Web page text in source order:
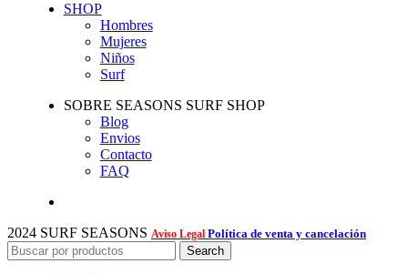
SHOP
Hombres
Mujeres
Niños
Surf
SOBRE SEASONS SURF SHOP
Blog
Envios
Contacto
FAQ
2024 SURF SEASONS Aviso Legal Política de venta y cancelación
Search